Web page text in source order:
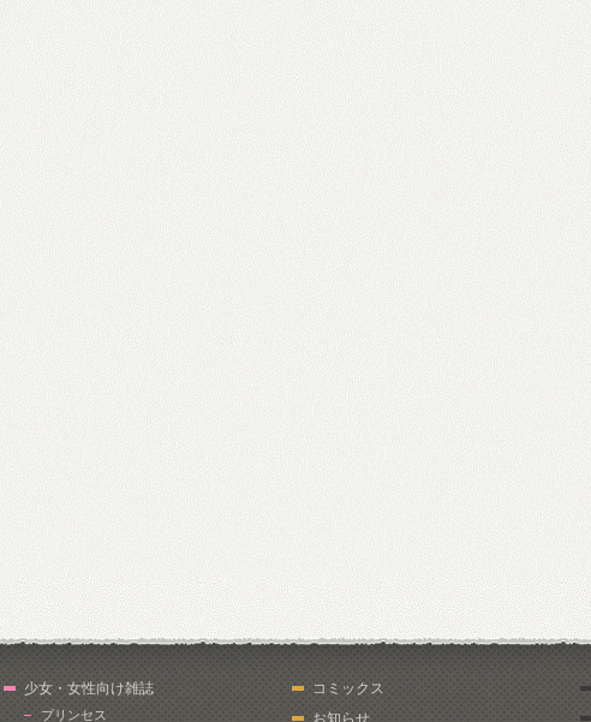
少女・女性向け雑誌
プリンセス
コミックス
お知らせ